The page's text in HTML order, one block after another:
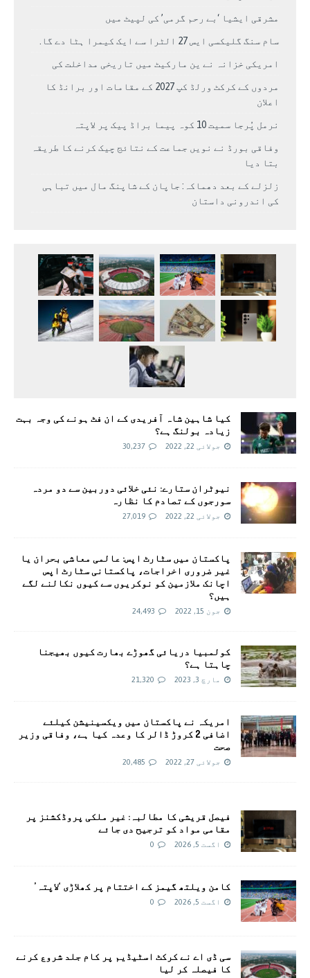
مشرقی ایشیا ‘بے رحم گرمی’ کی لپیٹ میں
سام سنگ گلیکسی ایس 27 الٹرا سے ایک کیمرا ہٹا دے گا.
امریکی خزانہ نے ین مارکیٹ میں تاریخی مداخلت کی
مردوں کے کرکٹ ورلڈ کپ 2027 کے مقامات اور برانڈ کا
اعلان
نرمل پُرجا سمیت 10 کوہ پیما براڈ پیک پر لاپتہ
وفاقی بورڈ نے نویں جماعت کے نتائج چیک کرنے کا طریقہ
بتا دیا
زلزلے کے بعد دھماکہ: جاپان کے شاپنگ مال میں تباہی
کی اندرونی داستان
کیا شاہین شاہ آفریدی کے ان فٹ ہونے کی وجہ بہت
زیادہ بولنگ ہے؟
جولائی 22, 2022 30,237
نیوٹران ستارے: نئی خلائی دوربین سے دو مردہ
سورجوں کے تصادم کا نظارہ
جولائی 22, 2022 27,019
پاکستان میں سٹارٹ اپس: عالمی معاشی بحران یا
غیر ضروری اخراجات، پاکستانی سٹارٹ اپس
اچانک ملازمین کو نوکریوں سے کیوں نکالنے لگے
ہیں؟
جون 15, 2022 24,493
کولمبیا دریائی گھوڑے بھارت کیوں بھیجنا
چاہتا ہے؟
مارچ 3, 2023 21,320
امريکہ نے پاکستان میں ویکسینیشن کیلئے
اضافی 2 کروڑ ڈالر کا وعدہ کیا ہے، وفاقی وزیر
صحت
جولائی 27, 2022 20,485
فیصل قریشی کا مطالبہ: غیر ملکی پروڈکشنز پر
مقامی مواد کو ترجیح دی جائے
اگست 5, 2026 0
کامن ویلتھ گیمز کے اختتام پر کھلاڑی ‘لاپتہ’
اگست 5, 2026 0
سی ڈی اے نے کرکٹ اسٹیڈیم پر کام جلد شروع کرنے
کا فیصلہ کر لیا